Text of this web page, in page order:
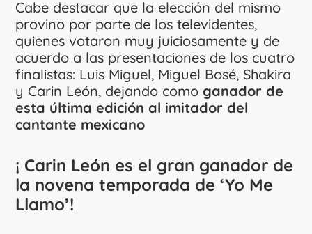
Cabe destacar que la elección del mismo
provino por parte de los televidentes,
quienes votaron muy juiciosamente y de
acuerdo a las presentaciones de los cuatro
finalistas: Luis Miguel, Miguel Bosé, Shakira
y Carin León, dejando como ganador de
esta última edición al imitador del
cantante mexicano
¡ Carin León es el gran ganador de
la novena temporada de ‘Yo Me
Llamo’!